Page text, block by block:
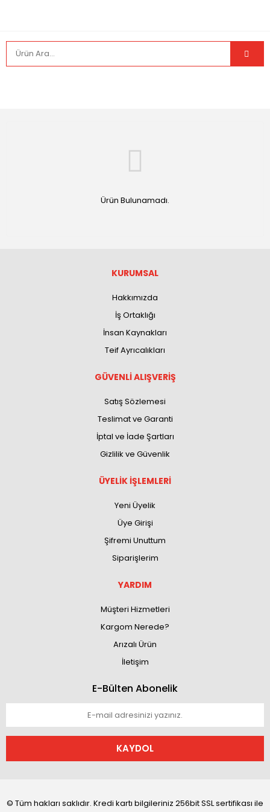
Ürün Bulunamadı.
KURUMSAL
Hakkımızda
İş Ortaklığı
İnsan Kaynakları
Teif Ayrıcalıkları
GÜVENLİ ALIŞVERİŞ
Satış Sözlemesi
Teslimat ve Garanti
İptal ve İade Şartları
Gizlilik ve Güvenlik
ÜYELİK İŞLEMLERİ
Yeni Üyelik
Üye Girişi
Şifremi Unuttum
Siparişlerim
YARDIM
Müşteri Hizmetleri
Kargom Nerede?
Arızalı Ürün
İletişim
E-Bülten Abonelik
KAYDOL
© Tüm hakları saklıdır. Kredi kartı bilgileriniz 256bit SSL sertifikası ile